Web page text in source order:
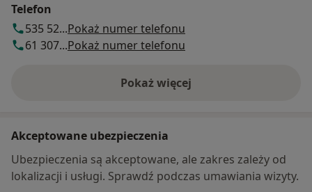
Telefon
535 52...Pokaż numer telefonu
61 307...Pokaż numer telefonu
Pokaż więcej
o adresie
Akceptowane ubezpieczenia
Ubezpieczenia są akceptowane, ale zakres zależy od
lokalizacji i usługi. Sprawdź podczas umawiania wizyty.